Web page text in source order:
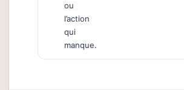
ou
l’action
qui
manque.